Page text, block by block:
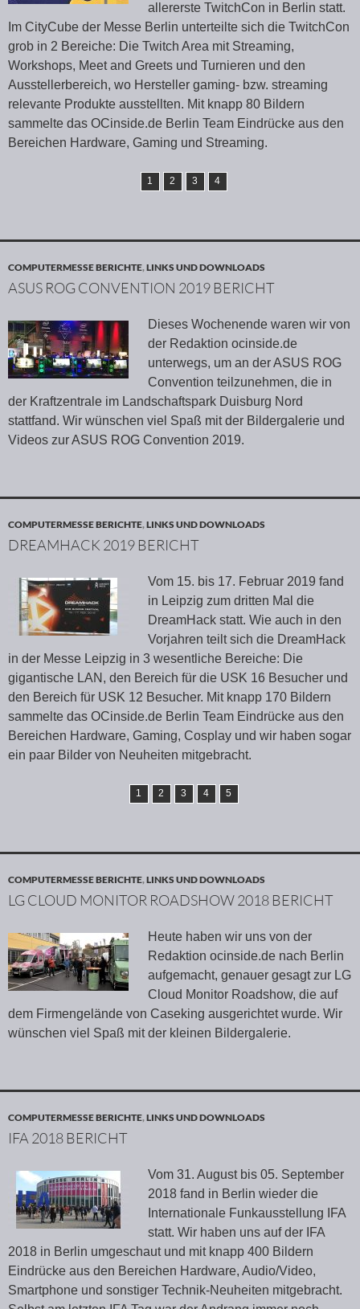
allererste TwitchCon in Berlin statt.
Im CityCube der Messe Berlin unterteilte sich die TwitchCon
grob in 2 Bereiche: Die Twitch Area mit Streaming,
Workshops, Meet and Greets und Turnieren und den
Ausstellerbereich, wo Hersteller gaming- bzw. streaming
relevante Produkte ausstellten. Mit knapp 80 Bildern
sammelte das OCinside.de Berlin Team Eindrücke aus den
Bereichen Hardware, Gaming und Streaming.
1 2 3 4
COMPUTERMESSE BERICHTE,LINKS UND DOWNLOADS
ASUS ROG CONVENTION 2019 BERICHT
Dieses Wochenende waren wir von
der Redaktion ocinside.de
unterwegs, um an der ASUS ROG
Convention teilzunehmen, die in
der Kraftzentrale im Landschaftspark Duisburg Nord
stattfand. Wir wünschen viel Spaß mit der Bildergalerie und
Videos zur ASUS ROG Convention 2019.
COMPUTERMESSE BERICHTE,LINKS UND DOWNLOADS
DREAMHACK 2019 BERICHT
Vom 15. bis 17. Februar 2019 fand
in Leipzig zum dritten Mal die
DreamHack statt. Wie auch in den
Vorjahren teilt sich die DreamHack
in der Messe Leipzig in 3 wesentliche Bereiche: Die
gigantische LAN, den Bereich für die USK 16 Besucher und
den Bereich für USK 12 Besucher. Mit knapp 170 Bildern
sammelte das OCinside.de Berlin Team Eindrücke aus den
Bereichen Hardware, Gaming, Cosplay und wir haben sogar
ein paar Bilder von Neuheiten mitgebracht.
1 2 3 4 5
COMPUTERMESSE BERICHTE,LINKS UND DOWNLOADS
LG CLOUD MONITOR ROADSHOW 2018 BERICHT
Heute haben wir uns von der
Redaktion ocinside.de nach Berlin
aufgemacht, genauer gesagt zur LG
Cloud Monitor Roadshow, die auf
dem Firmengelände von Caseking ausgerichtet wurde. Wir
wünschen viel Spaß mit der kleinen Bildergalerie.
COMPUTERMESSE BERICHTE,LINKS UND DOWNLOADS
IFA 2018 BERICHT
Vom 31. August bis 05. September
2018 fand in Berlin wieder die
Internationale Funkausstellung IFA
statt. Wir haben uns auf der IFA
2018 in Berlin umgeschaut und mit knapp 400 Bildern
Eindrücke aus den Bereichen Hardware, Audio/Video,
Smartphone und sonstiger Technik-Neuheiten mitgebracht.